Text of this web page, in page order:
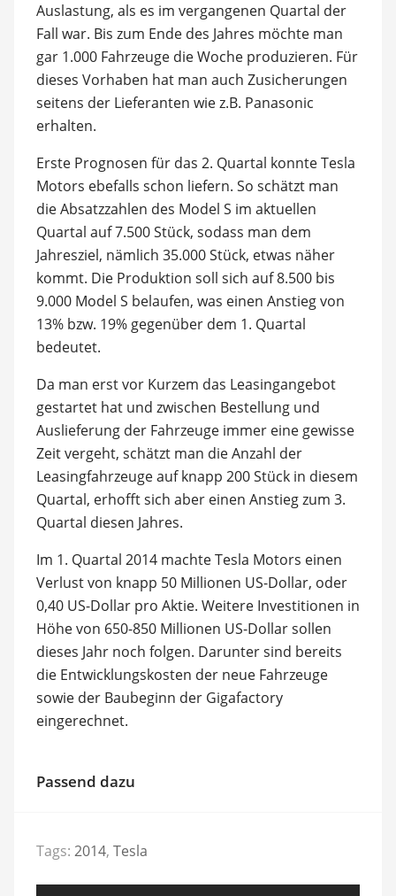
Auslastung, als es im vergangenen Quartal der
Fall war. Bis zum Ende des Jahres möchte man
gar 1.000 Fahrzeuge die Woche produzieren. Für
dieses Vorhaben hat man auch Zusicherungen
seitens der Lieferanten wie z.B. Panasonic
erhalten.
Erste Prognosen für das 2. Quartal konnte Tesla
Motors ebefalls schon liefern. So schätzt man
die Absatzzahlen des Model S im aktuellen
Quartal auf 7.500 Stück, sodass man dem
Jahresziel, nämlich 35.000 Stück, etwas näher
kommt. Die Produktion soll sich auf 8.500 bis
9.000 Model S belaufen, was einen Anstieg von
13% bzw. 19% gegenüber dem 1. Quartal
bedeutet.
Da man erst vor Kurzem das Leasingangebot
gestartet hat und zwischen Bestellung und
Auslieferung der Fahrzeuge immer eine gewisse
Zeit vergeht, schätzt man die Anzahl der
Leasingfahrzeuge auf knapp 200 Stück in diesem
Quartal, erhofft sich aber einen Anstieg zum 3.
Quartal diesen Jahres.
Im 1. Quartal 2014 machte Tesla Motors einen
Verlust von knapp 50 Millionen US-Dollar, oder
0,40 US-Dollar pro Aktie. Weitere Investitionen in
Höhe von 650-850 Millionen US-Dollar sollen
dieses Jahr noch folgen. Darunter sind bereits
die Entwicklungskosten der neue Fahrzeuge
sowie der Baubeginn der Gigafactory
eingerechnet.
Passend dazu
Tags: 2014, Tesla